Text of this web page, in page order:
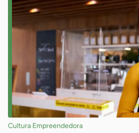
Cultura Empreendedora